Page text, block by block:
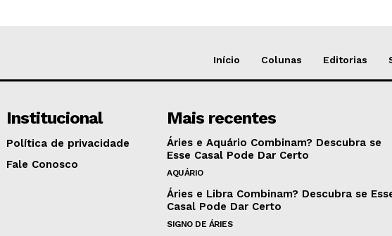
Início Colunas Editorias
Institucional
Política de privacidade
Fale Conosco
Mais recentes
Áries e Aquário Combinam? Descubra se
Esse Casal Pode Dar Certo
AQUÁRIO
Áries e Libra Combinam? Descubra se
Casal Pode Dar Certo
SIGNO DE ÁRIES